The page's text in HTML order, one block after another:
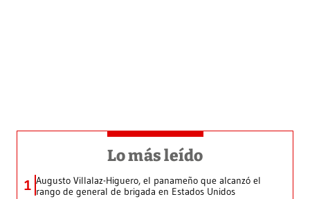
Lo más leído
1 Augusto Villalaz-Higuero, el panameño que alcanzó el
rango de general de brigada en Estados Unidos